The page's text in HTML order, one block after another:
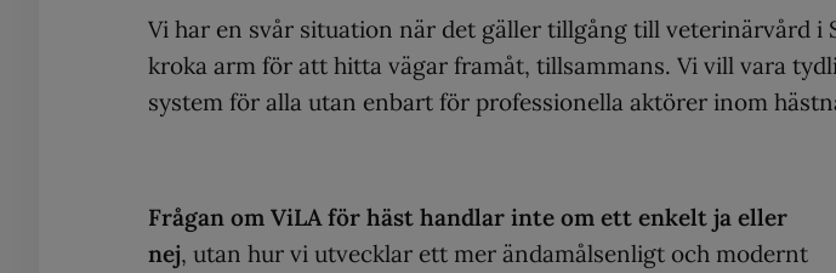
Vi har en svår situation när det gäller tillgång till veterinärvård i
kroka arm för att hitta vägar framåt, tillsammans. Vi vill vara
system för alla utan enbart för professionella aktörer inom
Frågan om ViLA för häst handlar inte om ett enkelt ja eller
nej, utan hur vi utvecklar ett mer ändamålsenligt och modernt